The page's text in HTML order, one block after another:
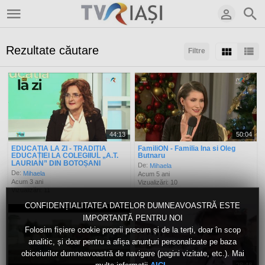
CONFIDENȚIALITATEA DATELOR DUMNEAVOASTRĂ ESTE
IMPORTANTĂ PENTRU NOI
Folosim fișiere cookie proprii precum și de la terți, doar în scop
analitic, și doar pentru a afișa anunțuri personalizate pe baza
obiceiurilor dumneavoastră de navigare (pagini vizitate, etc.). Mai
Filtre
Rezultate căutare
Sortaţi după:
Arată:
Rezultate/pagină:
44:13
EDUCAȚIA LA ZI - TRADIȚIA
EDUCAȚIEI LA COLEGIIUL „A.T.
LAURIAN” DIN BOTOȘANI
De:Mihaela
Acum 3 ani
Vizualizări: 11
50:04
FamiliON - Familia Ina si Oleg
Butnaru
De: Mihaela
Acum 5 ani
Vizualizări: 10